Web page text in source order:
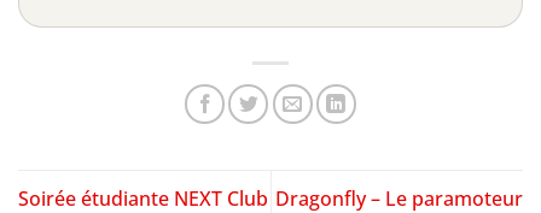
Soirée étudiante NEXT Club Dragonfly – Le paramoteur